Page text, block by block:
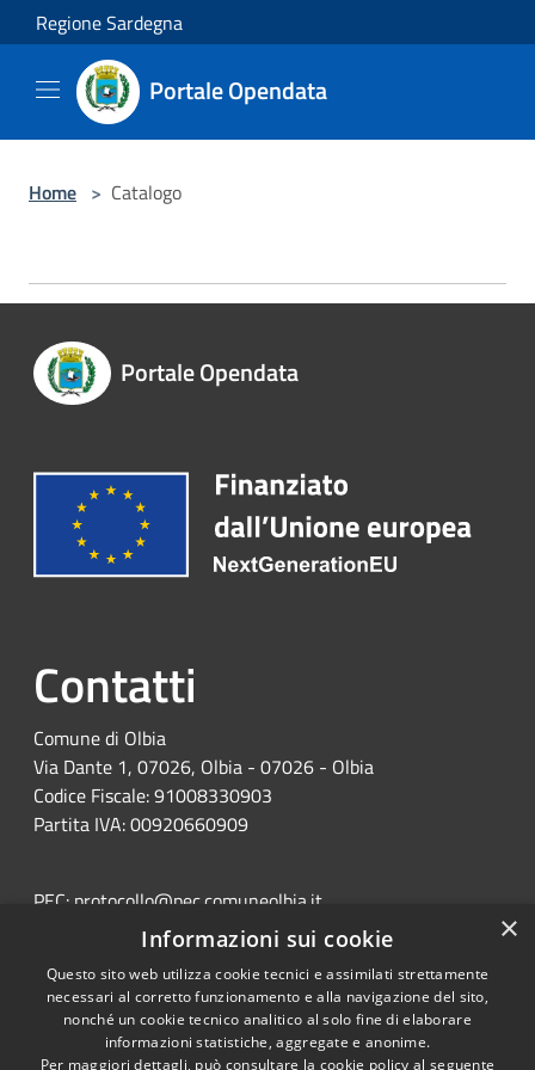
Salta al contenuto principale
Regione Sardegna
Portale Opendata
Home > Catalogo
Portale Opendata
Contatti
Comune di Olbia
Via Dante 1, 07026, Olbia - 07026 - Olbia
Codice Fiscale: 91008330903
Partita IVA: 00920660909
PEC: protocollo@pec.comuneolbia.it
Centralino Unico: 078952000
×
Informazioni sui cookie
Questo sito web utilizza cookie tecnici e assimilati strettamente
necessari al corretto funzionamento e alla navigazione del sito,
nonché un cookie tecnico analitico al solo fine di elaborare
informazioni statistiche, aggregate e anonime.
Per maggiori dettagli, può consultare la cookie policy al seguente